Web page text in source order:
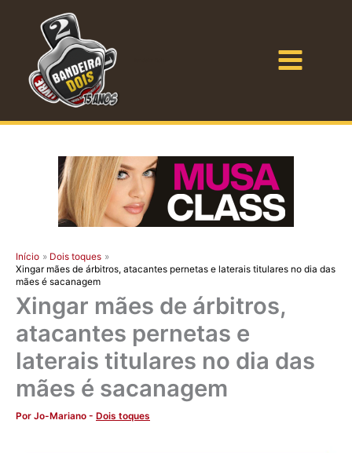
conteúdo
Início
Dois toques
Xingar mães de árbitros, atacantes pernetas e laterais titulares no dia das
mães é sacanagem
Xingar mães de árbitros,
atacantes pernetas e
laterais titulares no dia das
mães é sacanagem
Por Jo-Mariano - Dois toques